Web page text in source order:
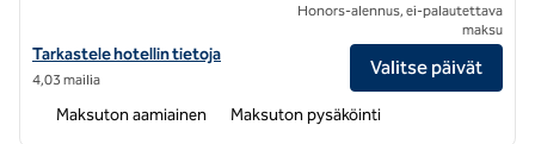
Näytä Hampton Inn San Francisco-Daly City -hotellin tiedot
Tarkastele hotellin tietoja
4,03 mailia
Honors-alennus, ei-palautettava
maksu
Valitse päivät
Maksuton aamiainen Maksuton pysäköinti